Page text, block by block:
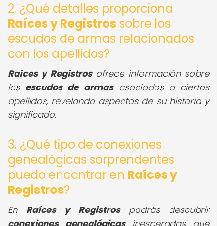
2. ¿Qué detalles proporciona
Raíces y Registros sobre los
escudos de armas relacionados
con los apellidos?
Raíces y Registrosofrece información sobre
los escudos de armasasociados a ciertos
apellidos, revelando aspectos de su historia y
significado.
3. ¿Qué tipo de conexiones
genealógicas sorprendentes
puedo encontrar en Raíces y
Registros?
En Raíces y Registrospodrás descubrir
conexiones genealógicasinesperadas que